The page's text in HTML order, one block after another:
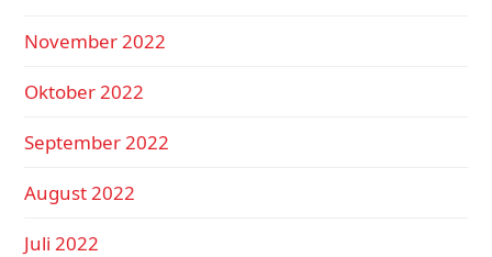
November 2022
Oktober 2022
September 2022
August 2022
Juli 2022